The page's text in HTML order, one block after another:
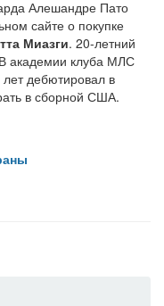
Алешандре Пато
сайте о покупке
Миазги. 20-летний
В академии клуба МЛС
дебютировал в
в сборной США.